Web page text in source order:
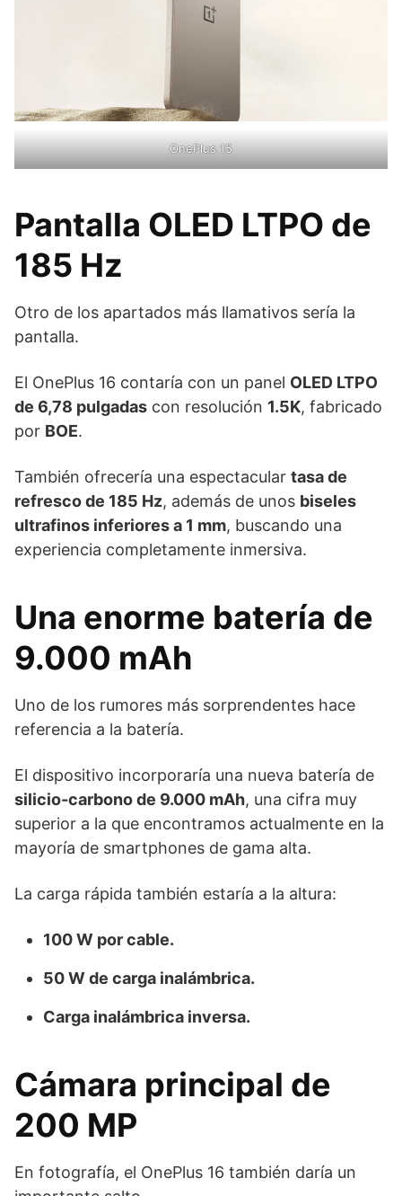
OnePlus 15
Pantalla OLED LTPO de
185 Hz
Otro de los apartados más llamativos sería la
pantalla.
El OnePlus 16 contaría con un panel OLED LTPO
de 6,78 pulgadas con resolución 1.5K, fabricado
por BOE.
También ofrecería una espectacular tasa de
refresco de 185 Hz, además de unos biseles
ultrafinos inferiores a 1 mm, buscando una
experiencia completamente inmersiva.
Una enorme batería de
9.000 mAh
Uno de los rumores más sorprendentes hace
referencia a la batería.
El dispositivo incorporaría una nueva batería de
silicio-carbono de 9.000 mAh, una cifra muy
superior a la que encontramos actualmente en la
mayoría de smartphones de gama alta.
La carga rápida también estaría a la altura:
100 W por cable.
50 W de carga inalámbrica.
Carga inalámbrica inversa.
Cámara principal de
200 MP
En fotografía, el OnePlus 16 también daría un